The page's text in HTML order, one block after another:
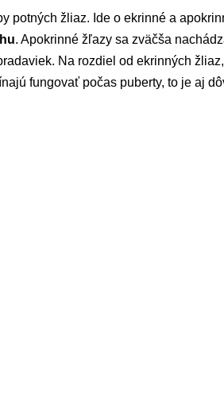
potných žliaz. Ide o ekrinné a
. Apokrinné žľazy sa zväčša
Na rozdiel od ekrinných
fungovať počas puberty, to je aj